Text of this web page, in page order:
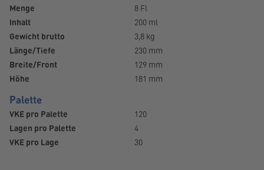
Menge
8 Fl
Inhalt
200 ml
Gewicht brutto
3,8 kg
Länge/Tiefe
230 mm
Breite/Front
129 mm
Höhe
181 mm
Palette
VKE pro Palette
120
Lagen pro Palette
4
VKE pro Lage
30